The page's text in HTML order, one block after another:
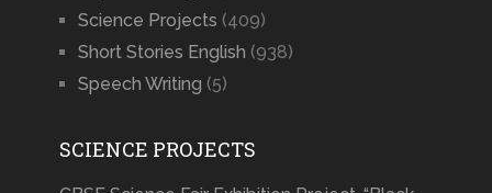
Science Projects (409)
Short Stories English (938)
Speech Writing (5)
SCIENCE PROJECTS